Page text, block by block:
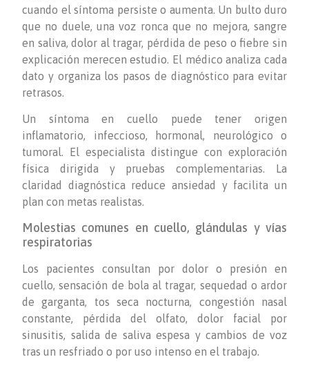
cuando el síntoma persiste o aumenta. Un bulto duro
que no duele, una voz ronca que no mejora, sangre
en saliva, dolor al tragar, pérdida de peso o fiebre sin
explicación merecen estudio. El médico analiza cada
dato y organiza los pasos de diagnóstico para evitar
retrasos.
Un síntoma en cuello puede tener origen
inflamatorio, infeccioso, hormonal, neurológico o
tumoral. El especialista distingue con exploración
física dirigida y pruebas complementarias. La
claridad diagnóstica reduce ansiedad y facilita un
plan con metas realistas.
Molestias comunes en cuello, glándulas y vías
respiratorias
Los pacientes consultan por dolor o presión en
cuello, sensación de bola al tragar, sequedad o ardor
de garganta, tos seca nocturna, congestión nasal
constante, pérdida del olfato, dolor facial por
sinusitis, salida de saliva espesa y cambios de voz
tras un resfriado o por uso intenso en el trabajo.